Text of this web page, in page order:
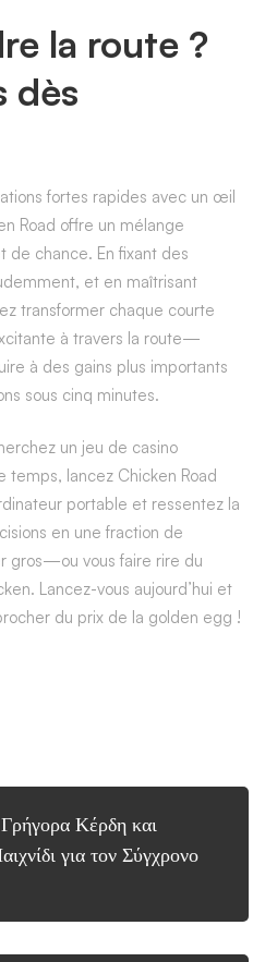
la route ?
dès
fortes rapides avec un œil
Road offre un mélange
de chance. En fixant des
et en maîtrisant
transformer chaque courte
à travers la route—
à des gains plus importants
sous cinq minutes.
un jeu de casino
lancez Chicken Road
portable et ressentez la
en une fraction de
gros—ou vous faire rire du
Lancez-vous aujourd’hui et
du prix de la golden egg !
Κέρδη και
για τον Σύγχρονο